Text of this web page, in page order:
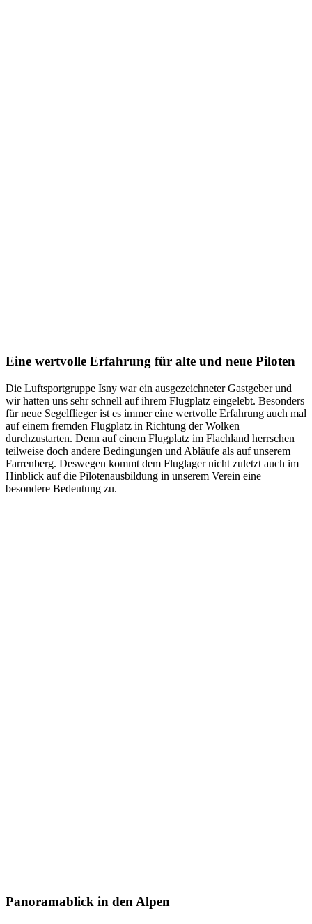
Eine wertvolle Erfahrung für alte und neue Piloten
Die Luftsportgruppe Isny war ein ausgezeichneter Gastgeber und
wir hatten uns sehr schnell auf ihrem Flugplatz eingelebt. Besonders
für neue Segelflieger ist es immer eine wertvolle Erfahrung auch mal
auf einem fremden Flugplatz in Richtung der Wolken
durchzustarten. Denn auf einem Flugplatz im Flachland herrschen
teilweise doch andere Bedingungen und Abläufe als auf unserem
Farrenberg. Deswegen kommt dem Fluglager nicht zuletzt auch im
Hinblick auf die Pilotenausbildung in unserem Verein eine
besondere Bedeutung zu.
Panoramablick in den Alpen